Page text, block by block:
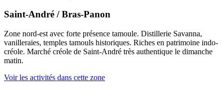
Saint-André / Bras-Panon
Zone nord-est avec forte présence tamoule. Distillerie Savanna,
vanilleraies, temples tamouls historiques. Riches en patrimoine indo-
créole. Marché créole de Saint-André très authentique le dimanche
matin.
Voir les activités dans cette zone